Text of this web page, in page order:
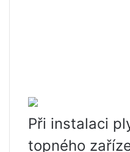
Při instalaci
topného